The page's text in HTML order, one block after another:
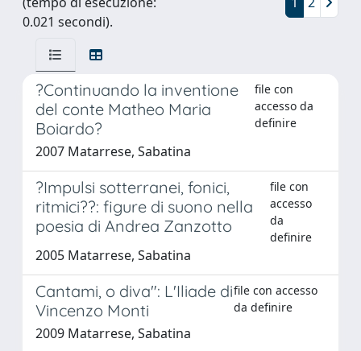
0.021 secondi).
?Continuando la inventione
del conte Matheo Maria
Boiardo?
file con
accesso da
definire
2007 Matarrese, Sabatina
?Impulsi sotterranei, fonici,
ritmici??: figure di suono nella
poesia di Andrea Zanzotto
file con
accesso
da
definire
2005 Matarrese, Sabatina
Cantami, o diva": L'Iliade di
Vincenzo Monti
file con accesso
da definire
2009 Matarrese, Sabatina